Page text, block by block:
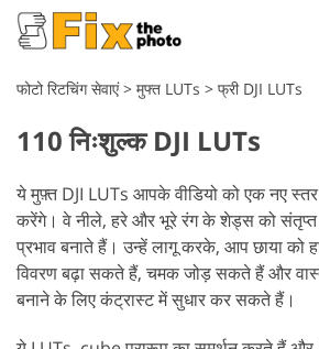
फोटो रिटचिंग सेवाएं> मुफ्त LUTs > फ्री DJI LUTs
110 निःशुल्क DJI LUTs
ये मुफ़्त DJI LUTs आपके वीडियो को एक नए
करेंगे। वे नीले, हरे और भूरे रंग के शेड्स को संतृप्त
प्रभाव बनाते हैं। उन्हें लागू करके, आप छाया को
विवरण बढ़ा सकते हैं, चमक जोड़ सकते हैं और
बनाने के लिए कंट्रास्ट में सुधार कर सकते हैं।